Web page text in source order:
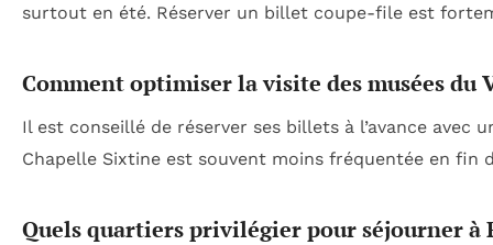
surtout en été. Réserver un billet coupe-file est
Comment optimiser la visite des musées du
Il est conseillé de réserver ses billets à l’avance
Chapelle Sixtine est souvent moins fréquentée en fin
Quels quartiers privilégier pour séjourner à